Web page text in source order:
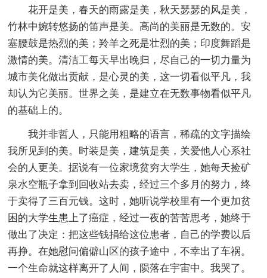
花开是美，春天的雨露是美，秋天瑟瑟的风是美，
竹林中婉转悠扬的笛声是美。高尚的美丽是无数的。安
塞腰鼓是热烈的美；羚羊之死是壮烈的美；印度舞蹈是
激情的美。清洁工每天早出晚归，尽自己的一切力量为
城市美化做出贡献，是心灵的美，这一切看似平凡，我
却认为它美丽。世界之美，是建立在无数事物看似平凡
的基础上的。
我并非哲人，只能用粗略的语言，稀疏的文字描绘
我所见到的美。时装是美，建筑是美，关爱他人心系社
会的人更美。据说有一位家境贫穷大学生，她每天捡矿
泉水空瓶子拿到回收站去卖，经过三个多月的努力，终
于卖得了三百元钱。这时，她听说学校里有一个更加贫
困的大学生患上了癌症，经过一夜的苦苦思考，她终于
做出了决定：把这些钱捐给这位患者，自己的学费以后
再挣。在她慰问偏僻山区的孩子途中，不幸出了车祸。
一个生命就这样离开了人间，陨落在宇宙中。我哭了。